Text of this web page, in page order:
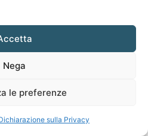
Nega
le preferenze
sulla Privacy
l’ultimo numero!
che preferisci e
gratis…